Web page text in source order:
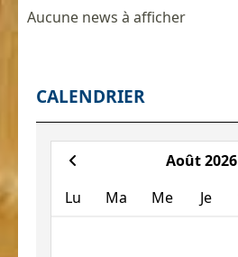
Aucune news à afficher
CALENDRIER
Août 2026
Lu
Ma Me Je